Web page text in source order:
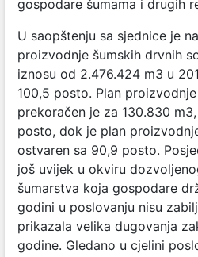
gospodare šumama i drugih
U saopštenju sa sjednice je
proizvodnje šumskih drvnih
iznosu od 2.476.424 m3 u
100,5 posto. Plan
prekoračen je za 130.830
posto, dok je plan
ostvaren sa 90,9 posto.
još uvijek u okviru
šumarstva koja gospodare
godini u poslovanju nisu
prikazala velika dugovanja
godine. Gledano u cjelini